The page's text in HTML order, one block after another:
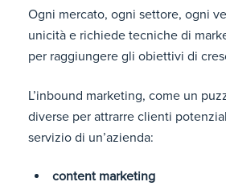
Ogni mercato, ogni settore, ogni
unicità e richiede tecniche di
per raggiungere gli obiettivi di
L’inbound marketing, come un
diverse per attrarre clienti
servizio di un’azienda:
content marketing